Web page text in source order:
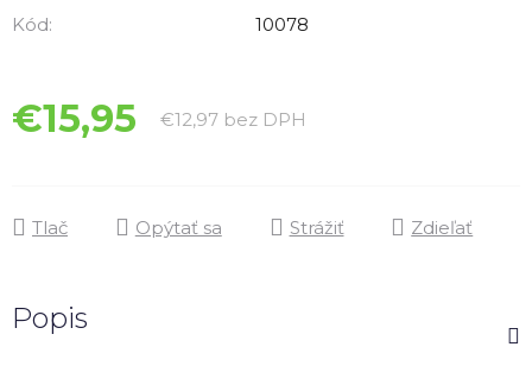
5
Kód:
10078
€15,95 €12,97 bez DPH
Tlač Opýtať sa Strážiť Zdieľať
Popis